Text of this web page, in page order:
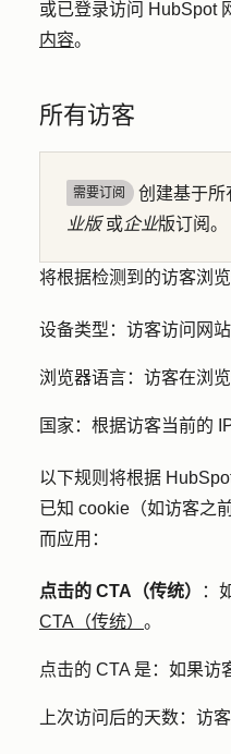
或已登录访问 HubSpot
内容。
所有访客
需要订阅 创建基于所
业版 或企业版订阅。
将根据检测到的访客浏
设备类型： 访客访问网
浏览器语言： 访客在浏
国家： 根据访客当前的
以下规则将根据
已知 cookie（如访客之
而应用：
点击的 CTA（传统）
：
CTA（传统） 。
点击的 CTA 是： 如果访
上次访问后的天数： 访